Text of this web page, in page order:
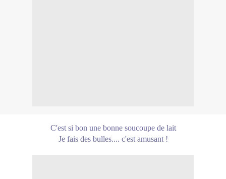
C'est si bon une bonne soucoupe de lait
Je fais des bulles.... c'est amusant !